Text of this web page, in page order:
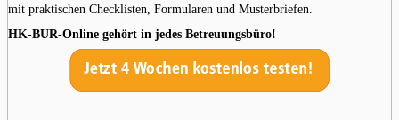
mit praktischen Checklisten, Formularen und Musterbriefen.
HK-BUR-Online gehört in jedes Betreuungsbüro!